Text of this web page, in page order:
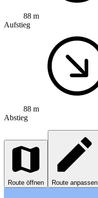
88 m
Aufstieg
88 m
Abstieg
Route öffnen Route anpassen